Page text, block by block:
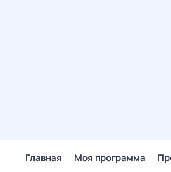
Главная Моя программа